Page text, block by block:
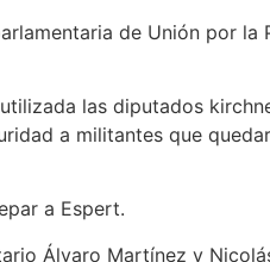
de Unión por la
las diputados
a militantes que
a Espert.
Álvaro Martínez y